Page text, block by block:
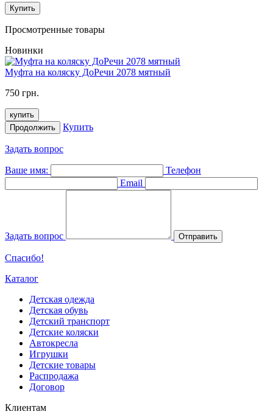
Купить
Просмотренные товары
Новинки
Муфта на коляску ДоРечи 2078 мятный
750 грн.
купить
Продолжить
Купить
Задать вопрос
Ваше имя:
Телефон
Email
Задать вопрос Отправить
Спасибо!
Каталог
Детская одежда
Детская обувь
Детский транспорт
Детские коляски
Автокресла
Игрушки
Детские товары
Распродажа
Договор
Клиентам